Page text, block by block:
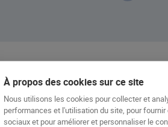
À propos des cookies sur ce site
Nous utilisons les cookies pour collecter et
performances et l'utilisation du site, pour
sociaux et pour améliorer et personnaliser le